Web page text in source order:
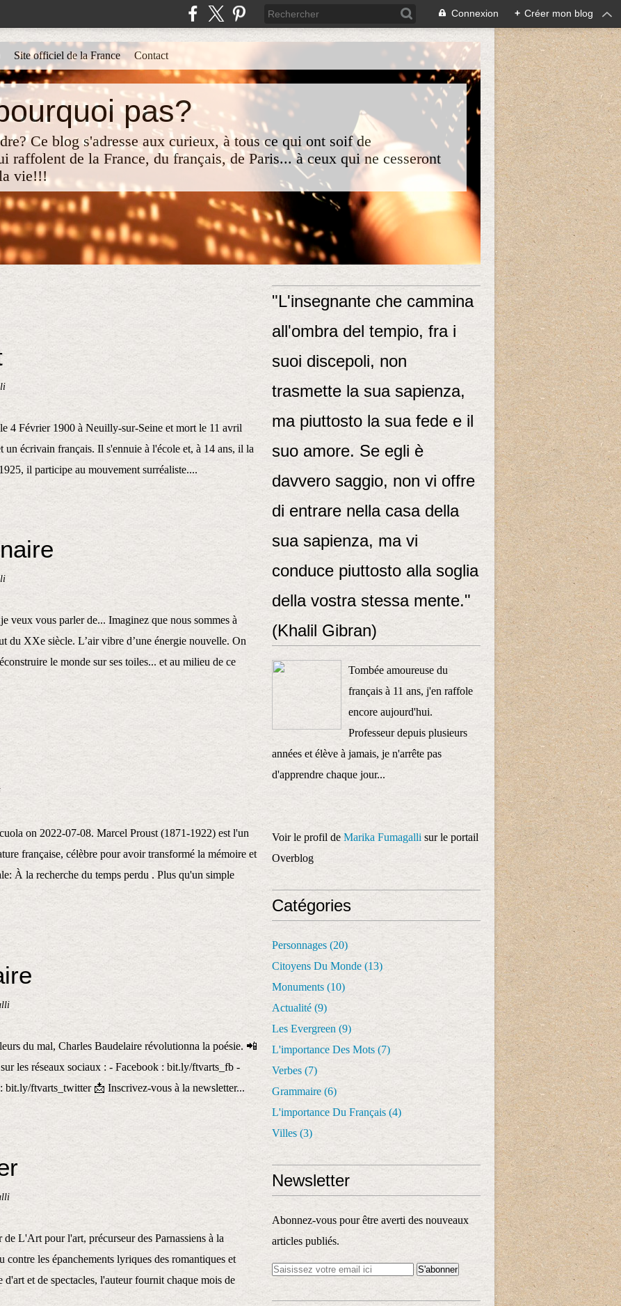
Connexion + Créer mon blog
pas?
Ce blog s'adresse aux curieux, à tous ce qui ont soif de
raffolent de la France, du français, de Paris... à ceux qui ne cesseront
vie!!!
Site officiel de la France Contact
4 Février 1900 à Neuilly-sur-Seine et mort le 11 avril
un écrivain français. Il s'ennuie à l'école et, à 14 ans, il la
il participe au mouvement surréaliste....
veux vous parler de... Imaginez que nous sommes à
du XXe siècle. L’air vibre d’une énergie nouvelle. On
le monde sur ses toiles... et au milieu de ce
on 2022-07-08. Marcel Proust (1871-1922) est l'un
française, célèbre pour avoir transformé la mémoire et
À la recherche du temps perdu . Plus qu'un simple
du mal, Charles Baudelaire révolutionna la poésie. 📲
les réseaux sociaux : - Facebook : bit.ly/ftvarts_fb -
ftvarts_twitter 📩 Inscrivez-vous à la newsletter...
de L'Art pour l'art, précurseur des Parnassiens à la
contre les épanchements lyriques des romantiques et
et de spectacles, l'auteur fournit chaque mois de
"L'insegnante che cammina
all'ombra del tempio, fra i
suoi discepoli, non
trasmette la sua sapienza,
ma piuttosto la sua fede e il
suo amore. Se egli è
davvero saggio, non vi offre
di entrare nella casa della
sua sapienza, ma vi
conduce piuttosto alla soglia
della vostra stessa mente."
(Khalil Gibran)
Tombée amoureuse du
français à 11 ans, j'en raffole
encore aujourd'hui.
Professeur depuis plusieurs
années et élève à jamais, je n'arrête pas
d'apprendre chaque jour...
Voir le profil de Marika Fumagalli sur le portail
Overblog
Catégories
Personnages (20)
Citoyens Du Monde (13)
Monuments (10)
Actualité (9)
Les Evergreen (9)
L'importance Des Mots (7)
Verbes (7)
Grammaire (6)
L'importance Du Français (4)
Villes (3)
Newsletter
Abonnez-vous pour être averti des nouveaux
articles publiés.